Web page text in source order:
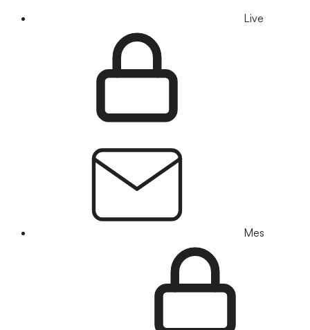
Live
Mes